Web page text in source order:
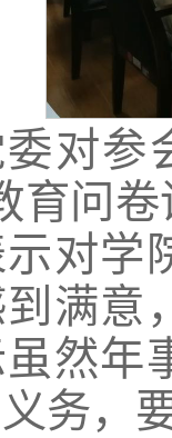
对参
育问
示对学
满意
然年
务，